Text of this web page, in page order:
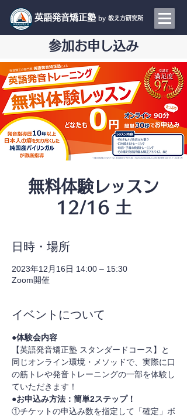
​英語発音矯正塾 by 教え方研究所
参加お申し込み
無料体験レッスン
12/16 土
日時・場所
2023年12月16日 14:00 – 15:30
Zoom開催
イベントについて
●体験会内容
【英語発音矯正塾 スタンダードコース】と
同じオンライン環境・メソッドで、実際に口
の筋トレや発音トレーニングの一部を体験し
ていただきます！
●お申込み方法：簡単2ステップ！
①チケットの申込み数を指定して「確定」ボ